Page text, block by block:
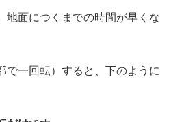
地面につくまでの時間が早くな
で一回転）すると、下のように